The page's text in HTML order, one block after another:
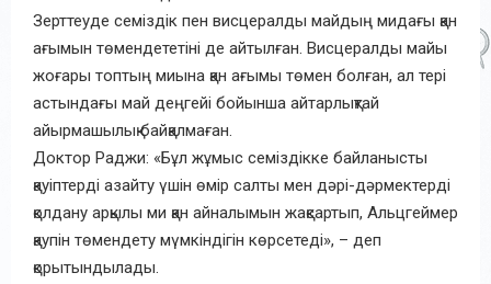
Зерттеуде семіздік пен висцералды майдың мидағы қан
ағымын төмендететіні де айтылған. Висцералды майы
жоғары топтың миына қан ағымы төмен болған, ал тері
астындағы май деңгейі бойынша айтарлықтай
айырмашылық байқалмаған.
Доктор Раджи: «Бұл жұмыс семіздікке байланысты
қауіптерді азайту үшін өмір салты мен дәрі-дәрмектерді
қолдану арқылы ми қан айналымын жақсартып, Альцгеймер
қаупін төмендету мүмкіндігін көрсетеді», – деп
қорытындылады.